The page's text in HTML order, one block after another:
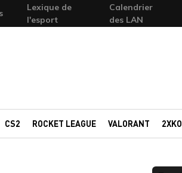
Lexique de
l'esport
Calendrier
des LAN
CS2 ROCKET LEAGUE VALORANT 2XKO